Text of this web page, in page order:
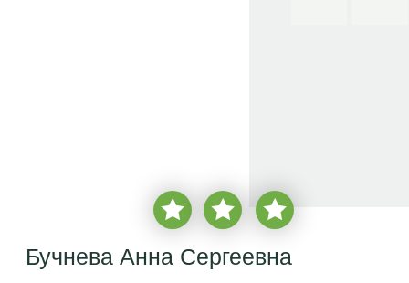
2 000 пациентов
бесплатная консультация